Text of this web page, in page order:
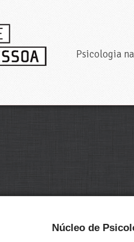
Psicologia
Núcleo de